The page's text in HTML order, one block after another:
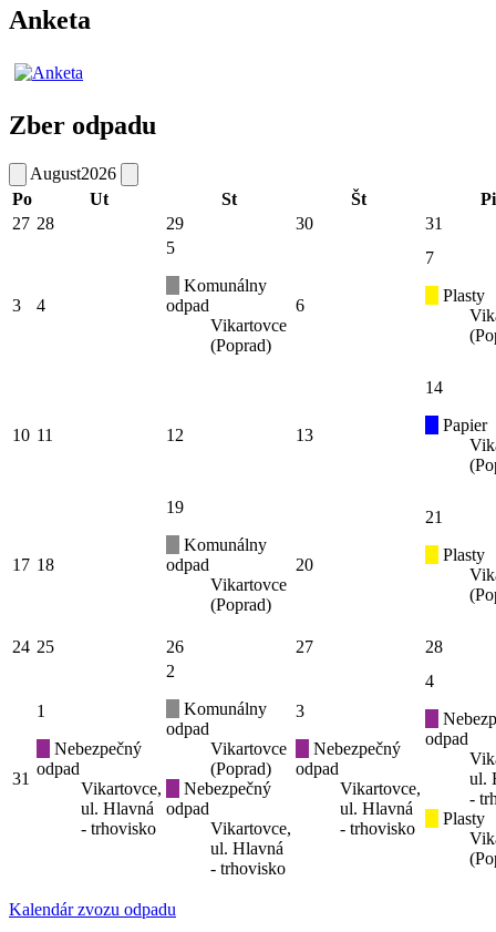
Anketa
Zber odpadu
August2026
Po
Ut St Št
Pi
27 28 29 30 31
3 4
5
Komunálny
odpad
Vikartovce
(Poprad)
6
7
Plasty
10 11 12 13
14
Papier
17 18
19
Komunálny
odpad
Vikartovce
(Poprad)
20
21
Plasty
24 25 26 27 28
31
1
Nebezpečný
odpad
Vikartovce,
ul. Hlavná
- trhovisko
2
Komunálny
odpad
Vikartovce
(Poprad)
Nebezpečný
odpad
Vikartovce,
ul. Hlavná
- trhovisko
3
Nebezpečný
odpad
Vikartovce,
ul. Hlavná
- trhovisko
4
odpad
ul.
-
Plasty
Kalendár zvozu odpadu